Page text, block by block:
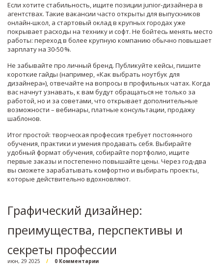
Если хотите стабильность, ищите позиции junior‑дизайнера в
агентствах. Такие вакансии часто открыты для выпускников
онлайн‑школ, а стартовый оклад в крупных городах уже
покрывает расходы на технику и софт. Не бойтесь менять место
работы: переход в более крупную компанию обычно повышает
зарплату на 30‑50 %.
Не забывайте про личный бренд. Публикуйте кейсы, пишите
короткие гайды (например, «Как выбрать ноутбук для
дизайнера»), отвечайте на вопросы в профильных чатах. Когда
вас начнут узнавать, к вам будут обращаться не только за
работой, но и за советами, что открывает дополнительные
возможности – вебинары, платные консультации, продажу
шаблонов.
Итог простой: творческая профессия требует постоянного
обучения, практики и умения продавать себя. Выбирайте
удобный формат обучения, собирайте портфолио, ищите
первые заказы и постепенно повышайте цены. Через год‑два
вы сможете зарабатывать комфортно и выбирать проекты,
которые действительно вдохновляют.
Графический дизайнер:
преимущества, перспективы и
секреты профессии
июн, 29 2025 0 Комментарии